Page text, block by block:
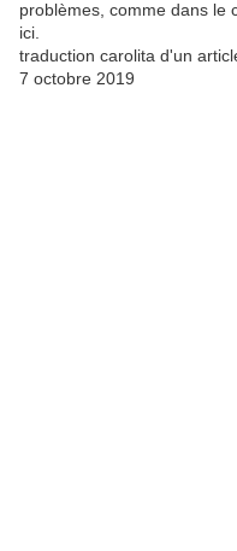
problèmes, comme dans le
ici.
traduction carolita d'un
7 octobre 2019